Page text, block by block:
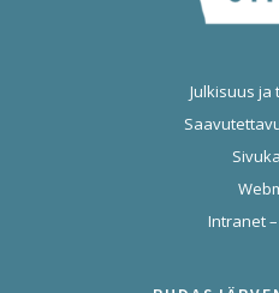
Julkisuus ja
Intranet